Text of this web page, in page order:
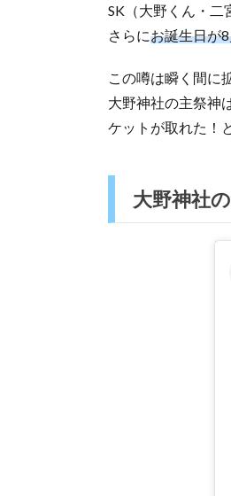
SK（大野くん・二
さらにお誕生日が
この噂は瞬く間に
大野神社の主祭神
ケットが取れた！
大野神社